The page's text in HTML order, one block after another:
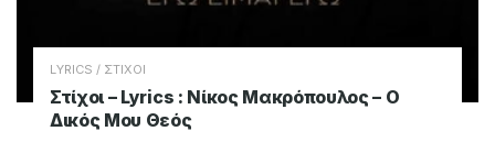
LYRICS / ΣΤΙΧΟΙ
Στίχοι – Lyrics : Νίκος Μακρόπουλος – Ο
Δικός Μου Θεός